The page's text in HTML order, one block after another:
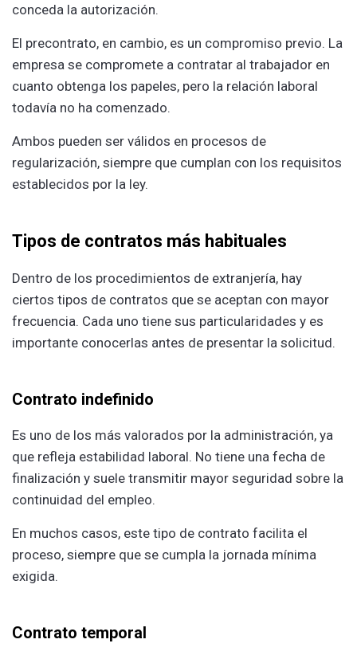
conceda la autorización.
El precontrato, en cambio, es un compromiso previo. La
empresa se compromete a contratar al trabajador en
cuanto obtenga los papeles, pero la relación laboral
todavía no ha comenzado.
Ambos pueden ser válidos en procesos de
regularización, siempre que cumplan con los requisitos
establecidos por la ley.
Tipos de contratos más habituales
Dentro de los procedimientos de extranjería, hay
ciertos tipos de contratos que se aceptan con mayor
frecuencia. Cada uno tiene sus particularidades y es
importante conocerlas antes de presentar la solicitud.
Contrato indefinido
Es uno de los más valorados por la administración, ya
que refleja estabilidad laboral. No tiene una fecha de
finalización y suele transmitir mayor seguridad sobre la
continuidad del empleo.
En muchos casos, este tipo de contrato facilita el
proceso, siempre que se cumpla la jornada mínima
exigida.
Contrato temporal